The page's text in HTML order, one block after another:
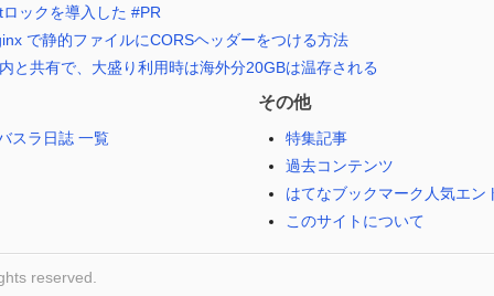
ックを導入した #PR
で静的ファイルにCORSヘッダーをつける方法
と共有で、大盛り利用時は海外分20GBは温存される
スラ日誌 一覧
その他
特集記事
過去コンテンツ
はてなブックマーク人気エン
このサイトについて
reserved.